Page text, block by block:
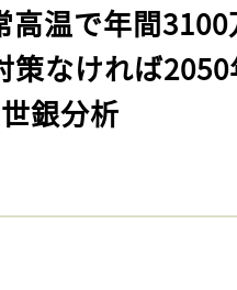
高温で年間
策なければ
銀分析